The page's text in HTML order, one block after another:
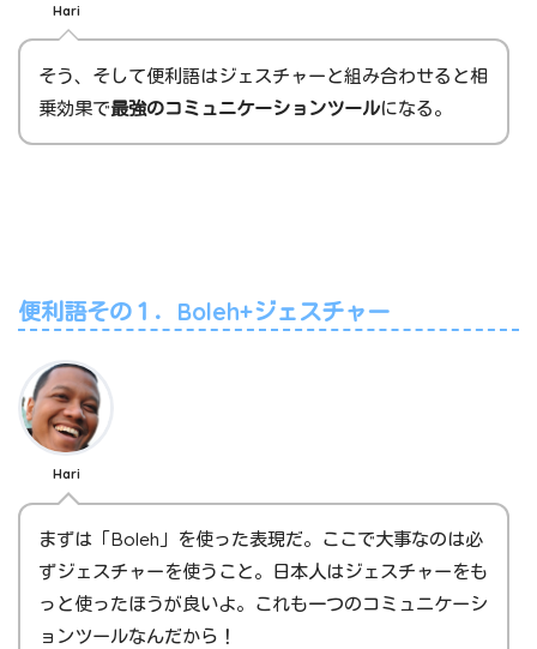
Hari
そう、そして便利語はジェスチャーと組み合わせると相
乗効果で最強のコミュニケーションツールになる。
便利語その１．Boleh+ジェスチャー
Hari
まずは「Boleh」を使った表現だ。ここで大事なのは必
ずジェスチャーを使うこと。日本人はジェスチャーをも
っと使ったほうが良いよ。これも一つのコミュニケーシ
ョンツールなんだから！